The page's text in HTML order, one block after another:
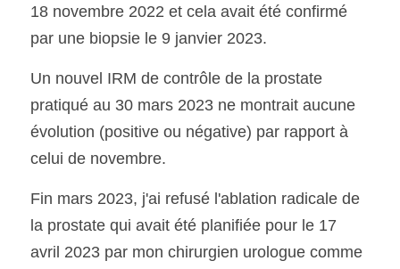
18 novembre 2022 et cela avait été confirmé
par une biopsie le 9 janvier 2023.
Un nouvel IRM de contrôle de la prostate
pratiqué au 30 mars 2023 ne montrait aucune
évolution (positive ou négative) par rapport à
celui de novembre.
Fin mars 2023, j'ai refusé l'ablation radicale de
la prostate qui avait été planifiée pour le 17
avril 2023 par mon chirurgien urologue comme